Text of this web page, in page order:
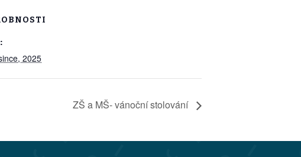
2025
ZŠ a MŠ- vánoční stolování